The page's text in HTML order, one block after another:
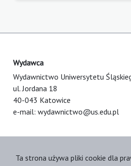
Wydawca
Wydawnictwo Uniwersytetu
ul. Jordana 18
40-043 Katowice
e-mail: wydawnictwo@us.edu.pl
Ta strona używa pliki cookie dla